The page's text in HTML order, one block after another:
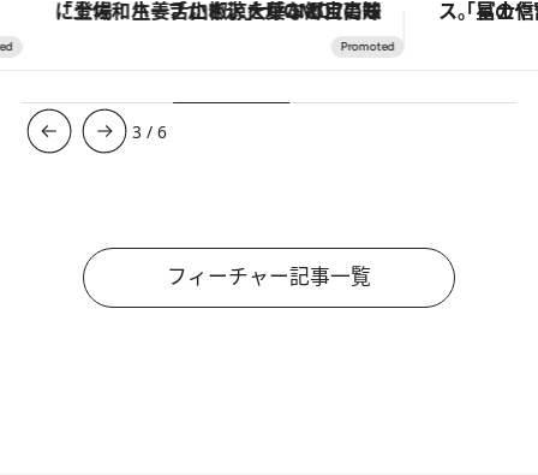
「土佐和ハーブかき氷」がOMO7高知に登場！生姜、山椒、大葉など目にも舌にも涼を呼ぶ郷土の味
3 /6
フィーチャー記事一覧